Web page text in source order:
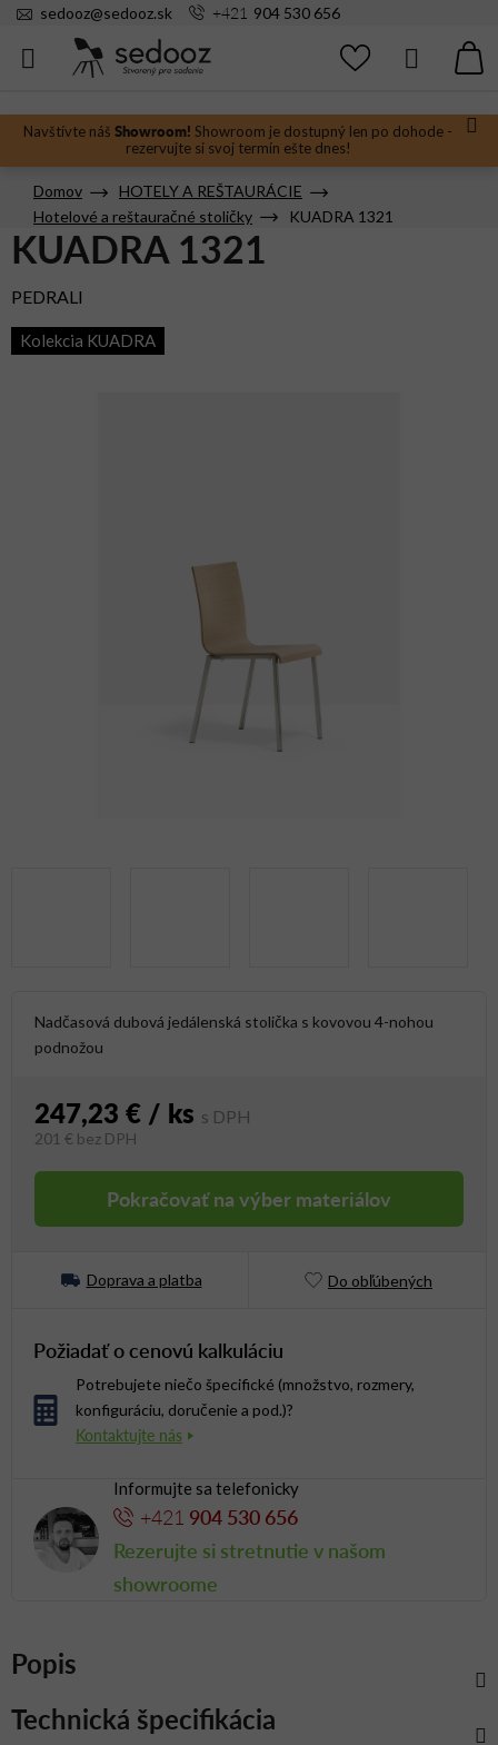
Prejsť
Navštívte náš Showroom! Showroom je dostupný len po dohode -
rezervujte si svoj termín ešte dnes!
sedooz@sedooz.sk +421 904 530 656
Hľadať
Domov
HOTELY A REŠTAURÁCIE
Hotelové a reštauračné stoličky
KUADRA 1321
Nadčasová dubová jedálenská stolička s kovovou 4-nohou
podnožou
247,23 € / ks
201 € bez DPH
Pokračovať na výber materiálov
Doprava a platba Do obľúbených
Požiadať o cenovú kalkuláciu
Potrebujete niečo špecifické (množstvo, rozmery,
konfiguráciu, doručenie a pod.)?
Informujte sa telefonicky
+421 904 530 656
Rezerujte si stretnutie v našom
showroome
KUADRA 1321
PEDRALI
Kolekcia KUADRA
Popis
Technická špecifikácia